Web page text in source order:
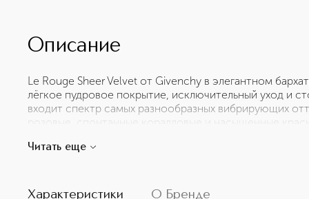
Описание
Le Rouge Sheer Velvet от Givenchy в элегантном
лёгкое пудровое покрытие, исключительный уход и
входит спектр самых разнообразных вибрирующих
розовые, спонтанные коралловые и насыщенные
течение 24 часов. Минеральные пудровые частицы с
текстура Le Rouge Sheer Velvet позволяет
Читать еще
Характеристики О Бренде